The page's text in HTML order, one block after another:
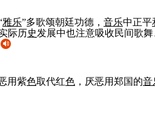
雅乐”多歌颂朝廷功德， 音乐中正平
际历史发展中也注意吸收民间歌
用紫色取代红色 ，厌恶用郑国的音